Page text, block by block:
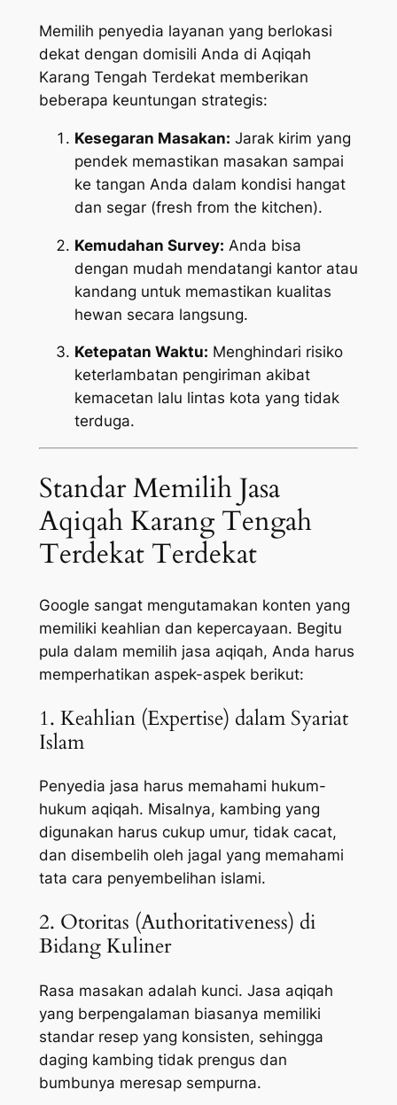
Memilih penyedia layanan yang berlokasi
dekat dengan domisili Anda di Aqiqah
Karang Tengah Terdekat memberikan
beberapa keuntungan strategis:
Kesegaran Masakan: Jarak kirim yang
pendek memastikan masakan sampai
ke tangan Anda dalam kondisi hangat
dan segar (fresh from the kitchen).
Kemudahan Survey: Anda bisa
dengan mudah mendatangi kantor atau
kandang untuk memastikan kualitas
hewan secara langsung.
Ketepatan Waktu: Menghindari risiko
keterlambatan pengiriman akibat
kemacetan lalu lintas kota yang tidak
terduga.
Standar Memilih Jasa
Aqiqah Karang Tengah
Terdekat Terdekat
Google sangat mengutamakan konten yang
memiliki keahlian dan kepercayaan. Begitu
pula dalam memilih jasa aqiqah, Anda harus
memperhatikan aspek-aspek berikut:
1. Keahlian (Expertise) dalam Syariat
Islam
Penyedia jasa harus memahami hukum-
hukum aqiqah. Misalnya, kambing yang
digunakan harus cukup umur, tidak cacat,
dan disembelih oleh jagal yang memahami
tata cara penyembelihan islami.
2. Otoritas (Authoritativeness) di
Bidang Kuliner
Rasa masakan adalah kunci. Jasa aqiqah
yang berpengalaman biasanya memiliki
standar resep yang konsisten, sehingga
daging kambing tidak prengus dan
bumbunya meresap sempurna.